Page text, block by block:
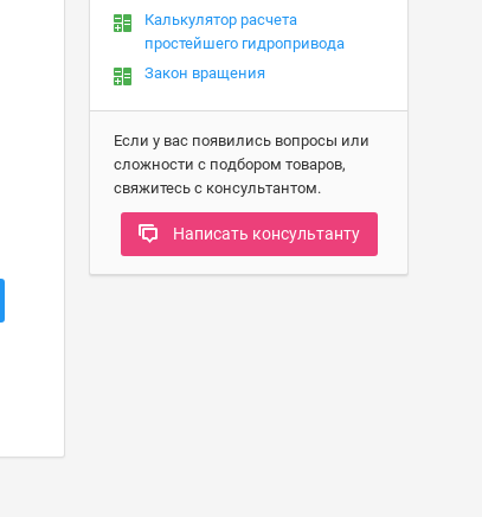
Калькулятор расчета
простейшего гидропривода
Закон вращения
Если у вас появились вопросы или
сложности с подбором товаров,
свяжитесь с консультантом.
Написать консультанту